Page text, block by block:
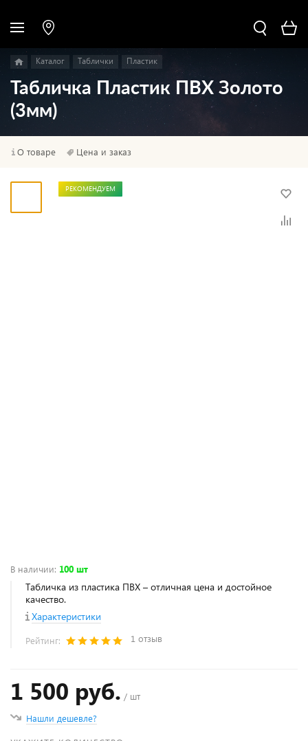
Каталог Таблички Пластик
Табличка Пластик ПВХ Золото
(3мм)
О товаре Цена и заказ
РЕКОМЕНДУЕМ
В наличии: 100 шт
Табличка из пластика ПВХ – отличная цена и достойное
качество.
Характеристики
Рейтинг: 1 отзыв
1 500 руб. / шт
Нашли дешевле?